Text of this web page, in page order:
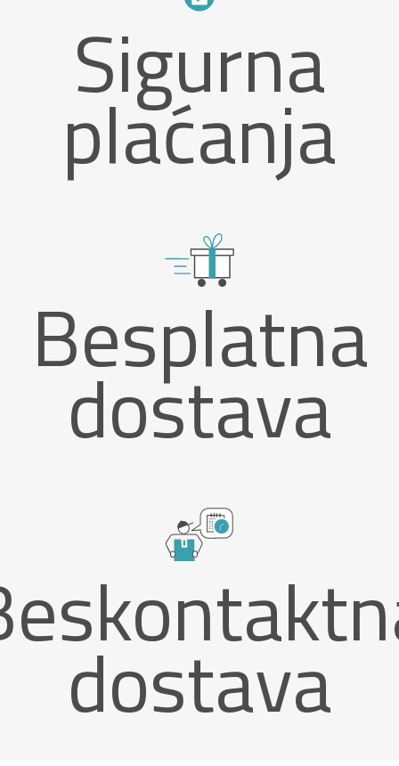
Sigurna
plaćanja
Besplatna
dostava
dostava